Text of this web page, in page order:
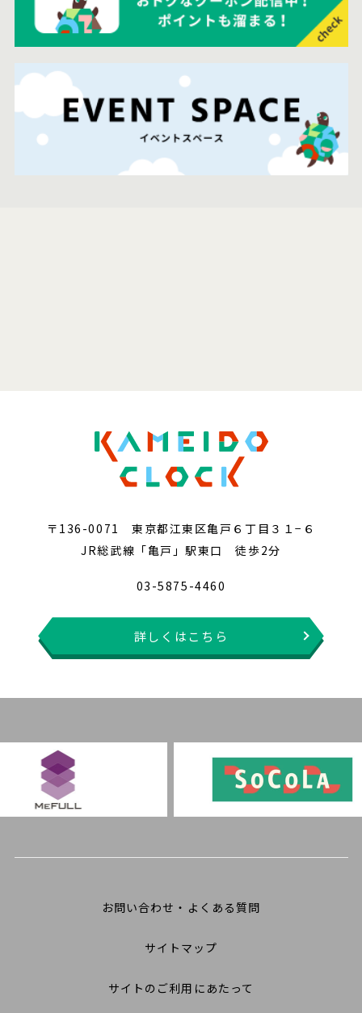
〒136-0071 東京都江東区亀戸６丁目３１−６
JR総武線「亀戸」駅東口 徒歩2分
03-5875-4460
詳しくはこちら
お問い合わせ・よくある質問
サイトマップ
サイトのご利用にあたって